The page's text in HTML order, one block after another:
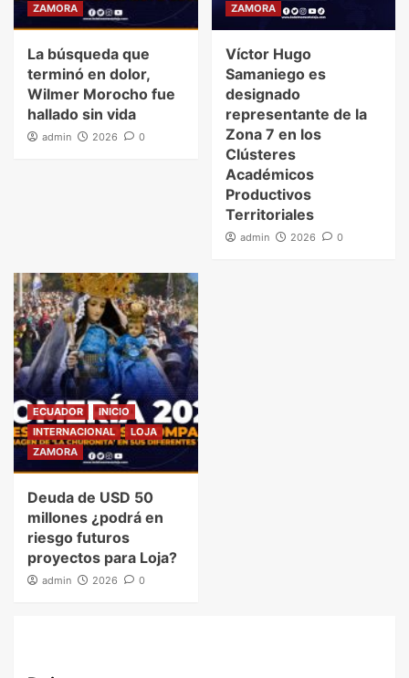
ZAMORA
La búsqueda que
terminó en dolor,
Wilmer Morocho fue
hallado sin vida
admin 2026 0
ZAMORA
Víctor Hugo
Samaniego es
designado
representante de la
Zona 7 en los
Clústeres
Académicos
Productivos
Territoriales
admin 2026 0
ECUADOR
INICIO
INTERNACIONAL
LOJA
ZAMORA
Deuda de USD 50
millones ¿podrá en
riesgo futuros
proyectos para Loja?
admin 2026 0